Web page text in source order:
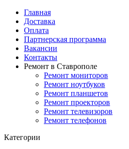
Главная
Доставка
Оплата
Партнерская программа
Вакансии
Контакты
Ремонт в Ставрополе
Ремонт мониторов
Ремонт ноутбуков
Ремонт планшетов
Ремонт проекторов
Ремонт телевизоров
Ремонт телефонов
Категории